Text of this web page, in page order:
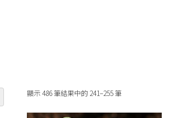
顯示 486 筆結果中的 241–255 筆